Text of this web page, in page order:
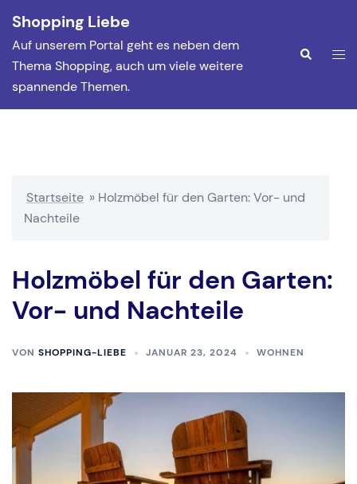
Inhalt
springen
Shopping Liebe
Auf unserem Portal geht es neben dem
Thema Shopping, auch um viele weitere
spannende Themen.
Suche
Startseite » Holzmöbel für den Garten: Vor- und
Nachteile
Holzmöbel für den Garten:
Vor- und Nachteile
VON SHOPPING-LIEBE JANUAR 23, 2024 WOHNEN